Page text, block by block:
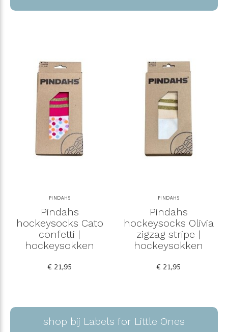
PINDAHS
Pindahs
hockeysocks Cato
confetti |
hockeysokken
€ 21,95
PINDAHS
Pindahs
hockeysocks Olivia
zigzag stripe |
hockeysokken
€ 21,95
shop bij Labels for Little Ones